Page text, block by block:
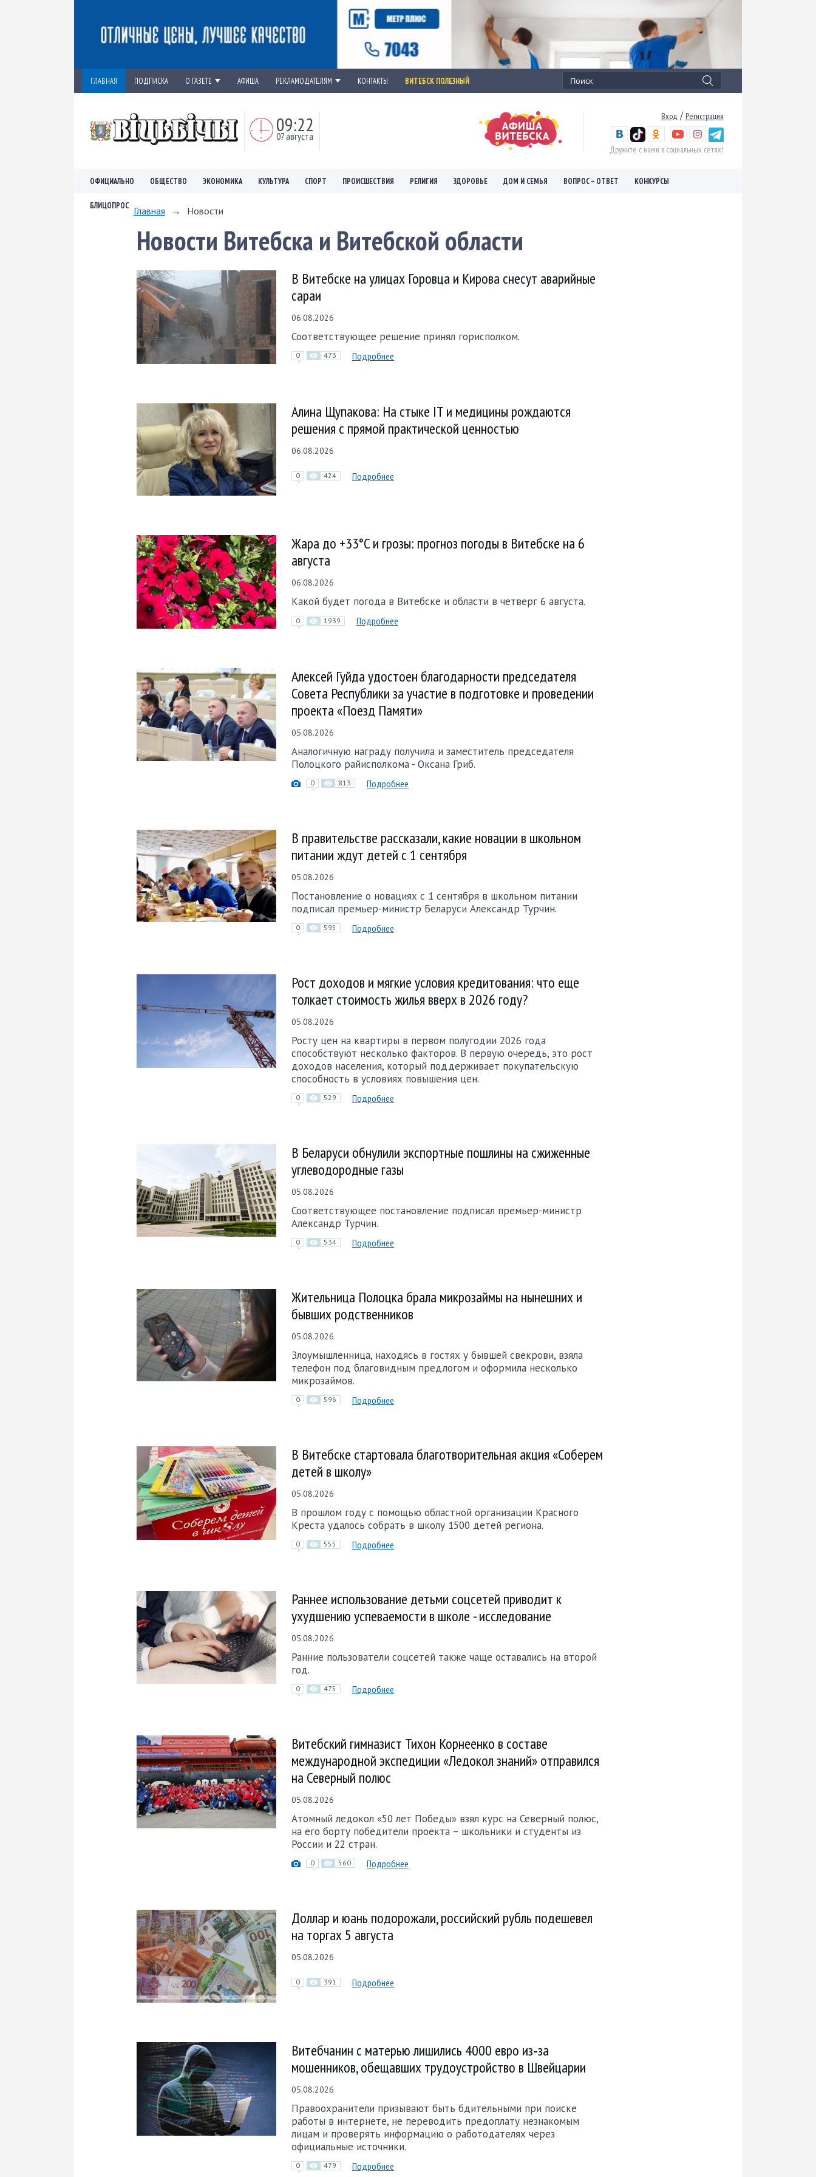
ГЛАВНАЯ ПОДПИСКА О ГАЗЕТЕ АФИША РЕКЛАМОДАТЕЛЯМ КОНТАКТЫ ВИТЕБСК ПОЛЕЗНЫЙ
09:22
07 августа
Вход / Регистрация
Дружите с нами в социальных сетях!
ОФИЦИАЛЬНО ОБЩЕСТВО ЭКОНОМИКА КУЛЬТУРА СПОРТ ПРОИСШЕСТВИЯ РЕЛИГИЯ ЗДОРОВЬЕ ДОМ И СЕМЬЯ ВОПРОС – ОТВЕТ КОНКУРСЫ
БЛИЦОПРОС Главная → Новости
Новости Витебска и Витебской области
В Витебске на улицах Горовца и Кирова снесут аварийные
сараи
06.08.2026
Соответствующее решение принял горисполком.
0 473 Подробнее
Алина Щупакова: На стыке IT и медицины рождаются
решения с прямой практической ценностью
06.08.2026
0 424 Подробнее
Жара до +33°C и грозы: прогноз погоды в Витебске на 6
августа
06.08.2026
Какой будет погода в Витебске и области в четверг 6 августа.
0 1939 Подробнее
Алексей Гуйда удостоен благодарности председателя
Совета Республики за участие в подготовке и проведении
проекта «Поезд Памяти»
05.08.2026
Аналогичную награду получила и заместитель председателя
Полоцкого райисполкома - Оксана Гриб.
0 813 Подробнее
В правительстве рассказали, какие новации в школьном
питании ждут детей с 1 сентября
05.08.2026
Постановление о новациях с 1 сентября в школьном питании
подписал премьер-министр Беларуси Александр Турчин.
0 595 Подробнее
Рост доходов и мягкие условия кредитования: что еще
толкает стоимость жилья вверх в 2026 году?
05.08.2026
Росту цен на квартиры в первом полугодии 2026 года
способствуют несколько факторов. В первую очередь, это рост
доходов населения, который поддерживает покупательскую
способность в условиях повышения цен.
0 529 Подробнее
В Беларуси обнулили экспортные пошлины на сжиженные
углеводородные газы
05.08.2026
Соответствующее постановление подписал премьер-министр
Александр Турчин.
0 534 Подробнее
Жительница Полоцка брала микрозаймы на нынешних и
бывших родственников
05.08.2026
Злоумышленница, находясь в гостях у бывшей свекрови, взяла
телефон под благовидным предлогом и оформила несколько
микрозаймов.
0 596 Подробнее
В Витебске стартовала благотворительная акция «Соберем
детей в школу»
05.08.2026
В прошлом году с помощью областной организации Красного
Креста удалось собрать в школу 1500 детей региона.
0 555 Подробнее
Раннее использование детьми соцсетей приводит к
ухудшению успеваемости в школе - исследование
05.08.2026
Ранние пользователи соцсетей также чаще оставались на второй
год.
0 475 Подробнее
Витебский гимназист Тихон Корнеенко в составе
международной экспедиции «Ледокол знаний» отправился
на Северный полюс
05.08.2026
Атомный ледокол «50 лет Победы» взял курс на Северный полюс,
на его борту победители проекта – школьники и студенты из
России и 22 стран.
0 560 Подробнее
Доллар и юань подорожали, российский рубль подешевел
на торгах 5 августа
05.08.2026
0 391 Подробнее
Витебчанин с матерью лишились 4000 евро из‑за
мошенников, обещавших трудоустройство в Швейцарии
05.08.2026
Правоохранители призывают быть бдительными при поиске
работы в интернете, не переводить предоплату незнакомым
лицам и проверять информацию о работодателях через
официальные источники.
0 479 Подробнее